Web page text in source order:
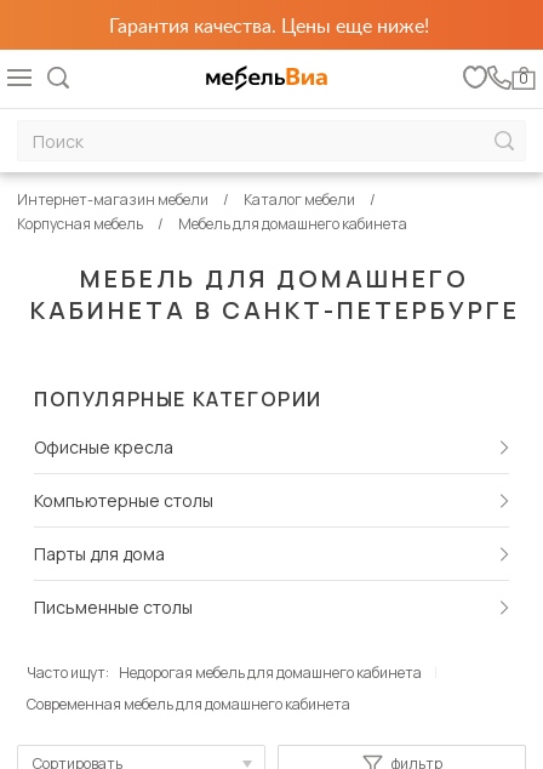
Гарантия качества. Цены еще ниже!
0
МЕБЕЛЬ ДЛЯ ДОМАШНЕГО
КАБИНЕТА В САНКТ-ПЕТЕРБУРГЕ
Интернет-магазин мебели
Каталог мебели
Корпусная мебель
Мебель для домашнего кабинета
ПОПУЛЯРНЫЕ КАТЕГОРИИ
Офисные кресла
Компьютерные столы
Парты для дома
Письменные столы
Часто ищут: Недорогая мебель для домашнего кабинета
Современная мебель для домашнего кабинета
Сортировать
фильтр